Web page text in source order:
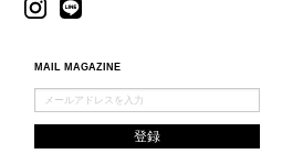
MAIL MAGAZINE